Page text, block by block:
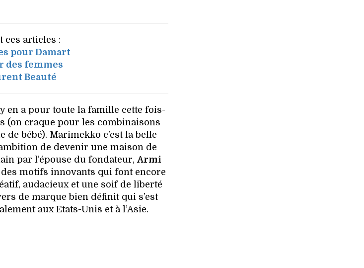
ces articles :
pour Damart
des femmes
Beauté
en a pour toute la famille cette fois-
(on craque pour les combinaisons
bébé). Marimekko c’est la belle
de devenir une maison de
par l’épouse du fondateur,Armi
motifs innovants qui font encore
audacieux et une soif de liberté
de marque bien définit qui s’est
aux Etats-Unis et à l’Asie.